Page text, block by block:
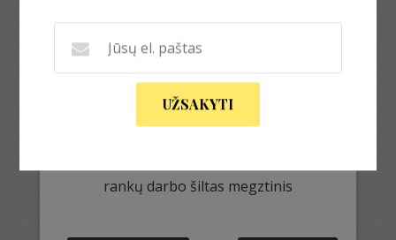
rankų darbo šiltas megztinis
UŽSAKYTI